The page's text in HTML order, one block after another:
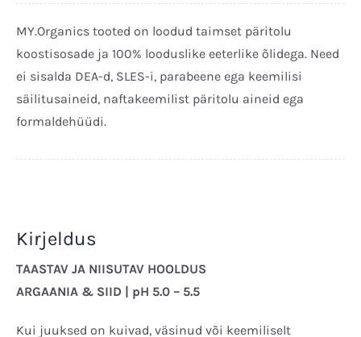
kogus
MY.Organics tooted on loodud taimset päritolu
koostisosade ja 100% looduslike eeterlike õlidega. Need
ei sisalda DEA-d, SLES-i, parabeene ega keemilisi
säilitusaineid, naftakeemilist päritolu aineid ega
formaldehüüdi.
Kirjeldus
TAASTAV JA NIISUTAV HOOLDUS
ARGAANIA & SIID | pH 5.0 – 5.5
Kui juuksed on kuivad, väsinud või keemiliselt